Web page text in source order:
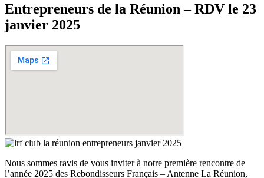
Entrepreneurs de la Réunion – RDV le 23
janvier 2025
Nous sommes ravis de vous inviter à notre première rencontre de
l’année 2025 des Rebondisseurs Français – Antenne La Réunion,